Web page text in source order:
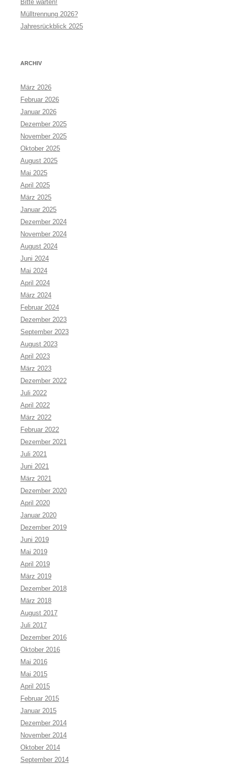
Bitte warten!
Mülltrennung 2026?
Jahresrückblick 2025
ARCHIV
März 2026
Februar 2026
Januar 2026
Dezember 2025
November 2025
Oktober 2025
August 2025
Mai 2025
April 2025
März 2025
Januar 2025
Dezember 2024
November 2024
August 2024
Juni 2024
Mai 2024
April 2024
März 2024
Februar 2024
Dezember 2023
September 2023
August 2023
April 2023
März 2023
Dezember 2022
Juli 2022
April 2022
März 2022
Februar 2022
Dezember 2021
Juli 2021
Juni 2021
März 2021
Dezember 2020
April 2020
Januar 2020
Dezember 2019
Juni 2019
Mai 2019
April 2019
März 2019
Dezember 2018
März 2018
August 2017
Juli 2017
Dezember 2016
Oktober 2016
Mai 2016
Mai 2015
April 2015
Februar 2015
Januar 2015
Dezember 2014
November 2014
Oktober 2014
September 2014